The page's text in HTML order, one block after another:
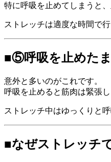
特に呼吸を止めてしまうと
ストレッチは適度な時間で
■⑤呼吸を止めた
意外と多いのがこれです。
呼吸を止めると筋肉は緊張
ストレッチ中はゆっくりと
■なぜストレッチ